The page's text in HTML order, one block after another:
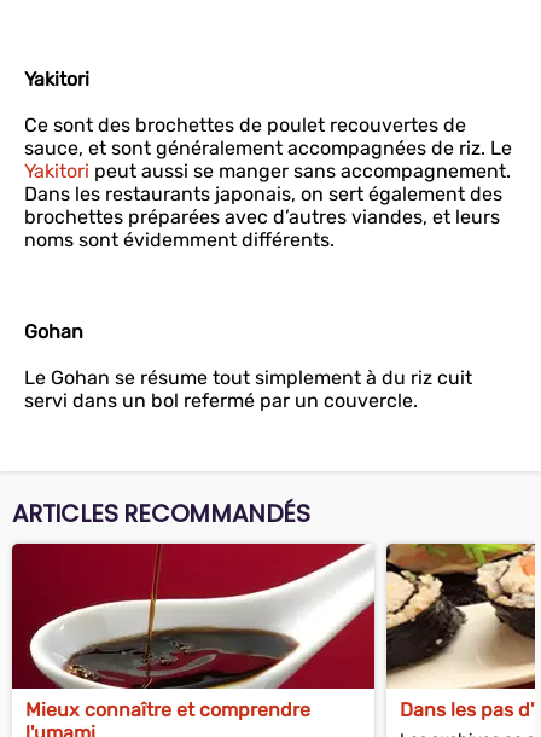
Yakitori
Ce sont des brochettes de poulet recouvertes de
sauce, et sont généralement accompagnées de riz. Le
Yakitori peut aussi se manger sans accompagnement.
Dans les restaurants japonais, on sert également des
brochettes préparées avec d’autres viandes, et leurs
noms sont évidemment différents.
Gohan
Le Gohan se résume tout simplement à du riz cuit
servi dans un bol refermé par un couvercle.
ARTICLES RECOMMANDÉS
Mieux connaître et comprendre
Dans les pas